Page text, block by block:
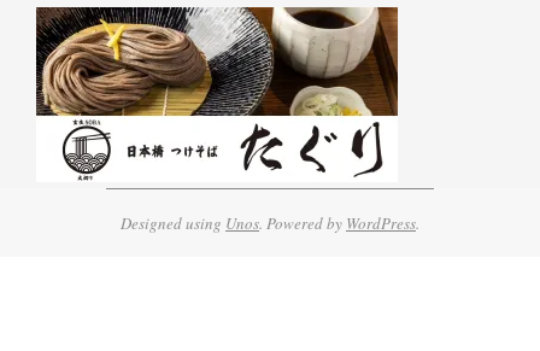
Designed using Unos. Powered by WordPress.